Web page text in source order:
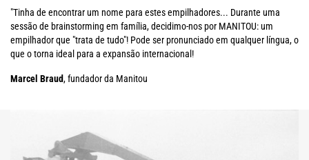
"Tinha de encontrar um nome para estes empilhadores... Durante uma
sessão de brainstorming em família, decidimo-nos por MANITOU: um
empilhador que "trata de tudo"! Pode ser pronunciado em qualquer língua, o
que o torna ideal para a expansão internacional!
Marcel Braud, fundador da Manitou